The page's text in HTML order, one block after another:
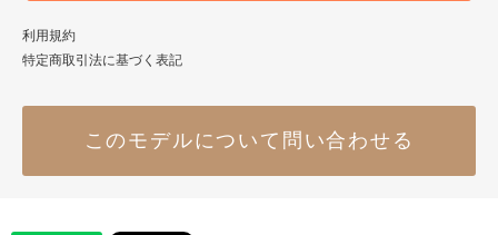
利用規約
特定商取引法に基づく表記
このモデルについて問い合わせる